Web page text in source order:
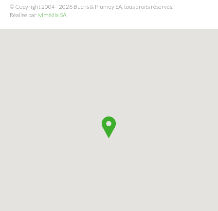
© Copyright 2004 - 2026 Buchs & Plumey SA, tous droits réservés.
Réalisé par Ivimédia SA